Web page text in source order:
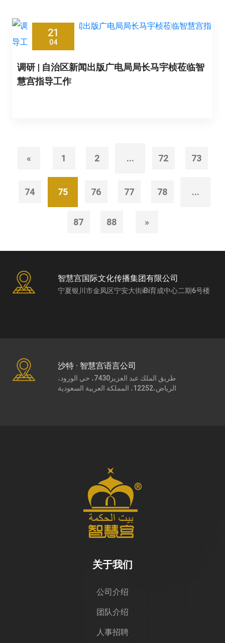
21
04
调研 | 自治区新闻出版广电局局长马宇桢莅临智
慧宫指导工作
« 1 2 ... 72 73
74 75 76 77 78 ...
87 88 »
智慧宫国际文化传播集团有限公司
宁夏银川市金凤区宁安大街iBi育成中心二期6号楼
沙特 · 智慧宫语言公司
طريق الملك عبد العزيز7430، حي الورود،
الرياض،12252، المملكة العربية السعودية
关于我们
公司介绍
团队介绍
人事招聘